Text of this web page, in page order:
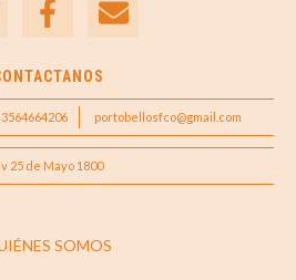
portobellosfco@gmail.com
25 de Mayo 1800
SOMOS